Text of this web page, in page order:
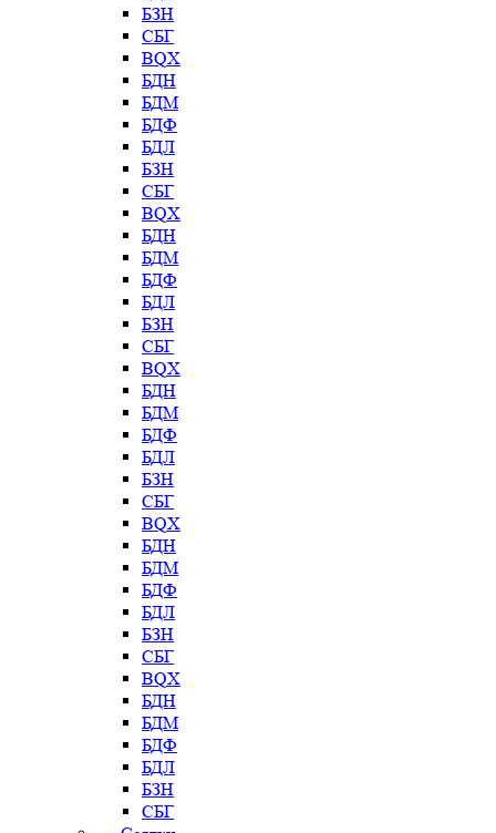
БЗН
СБГ
BQX
БДН
БДМ
БДФ
БДЛ
БЗН
СБГ
BQX
БДН
БДМ
БДФ
БДЛ
БЗН
СБГ
BQX
БДН
БДМ
БДФ
БДЛ
БЗН
СБГ
BQX
БДН
БДМ
БДФ
БДЛ
БЗН
СБГ
BQX
БДН
БДМ
БДФ
БДЛ
БЗН
СБГ